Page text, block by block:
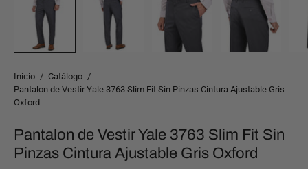
Inicio / Catálogo /
Pantalon de Vestir Yale 3763 Slim Fit Sin Pinzas Cintura Ajustable Gris
Oxford
Pantalon de Vestir Yale 3763 Slim Fit Sin
Pinzas Cintura Ajustable Gris Oxford